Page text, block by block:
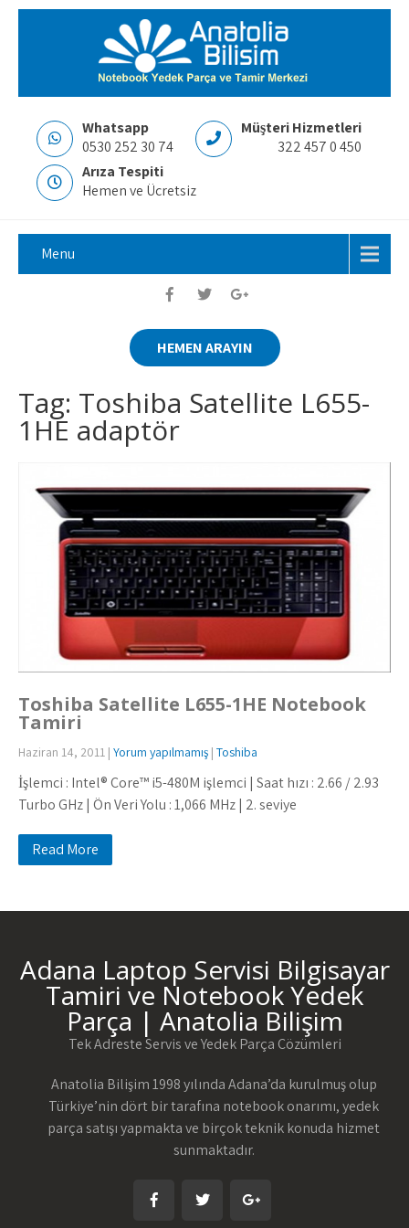
Whatsapp
0530 252 30 74
Müşteri Hizmetleri
322 457 0 450
Arıza Tespiti
Hemen ve Ücretsiz
Menu
HEMEN ARAYIN
Tag: Toshiba Satellite L655-
1HE adaptör
Toshiba Satellite L655-1HE Notebook
Tamiri
Haziran 14, 2011 | Yorum yapılmamış | Toshiba
İşlemci : Intel® Core™ i5-480M işlemci | Saat hızı : 2.66 / 2.93
Turbo GHz | Ön Veri Yolu : 1,066 MHz | 2. seviye
Read More
Adana Laptop Servisi Bilgisayar
Tamiri ve Notebook Yedek
Parça | Anatolia Bilişim
Tek Adreste Servis ve Yedek Parça Çözümleri
Anatolia Bilişim 1998 yılında Adana’da kurulmuş olup
Türkiye’nin dört bir tarafına notebook onarımı, yedek
parça satışı yapmakta ve birçok teknik konuda hizmet
sunmaktadır.